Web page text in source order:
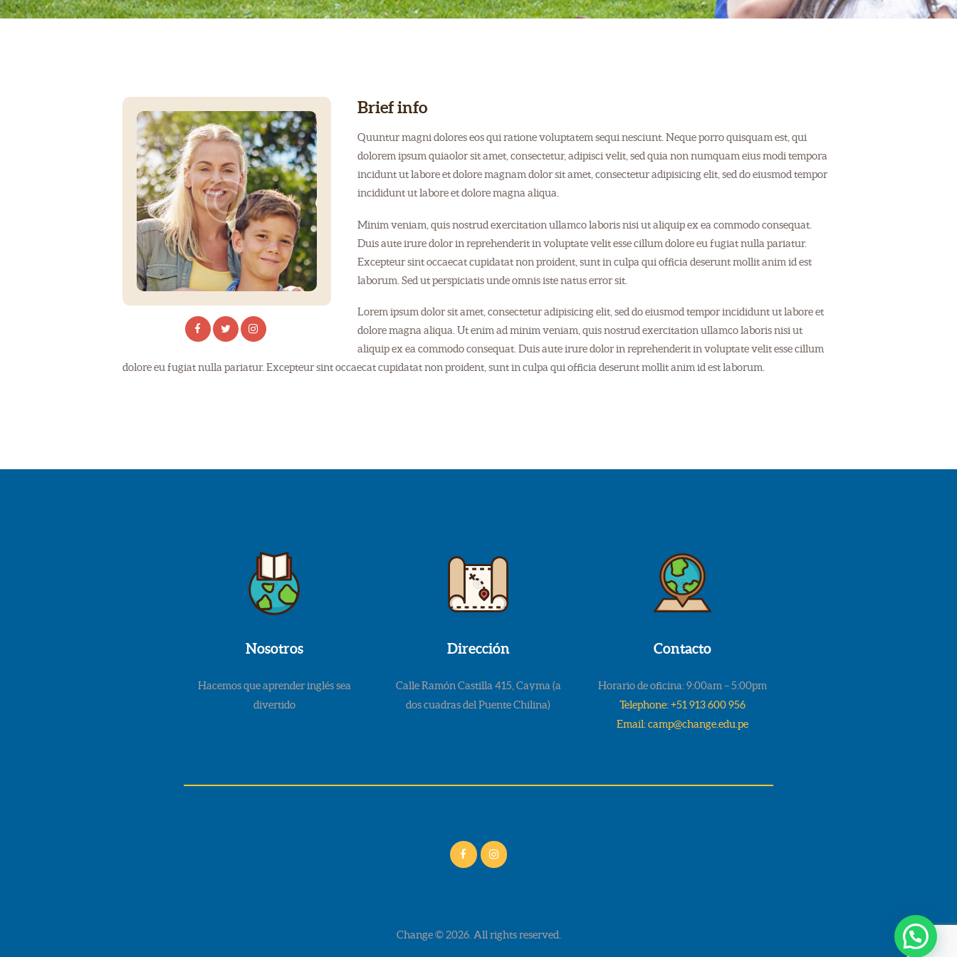
Brief info
Quuntur magni dolores eos qui ratione voluptatem sequi nesciunt. Neque porro quisquam est, qui
dolorem ipsum quiaolor sit amet, consectetur, adipisci velit, sed quia non numquam eius modi tempora
incidunt ut labore et dolore magnam dolor sit amet, consectetur adipisicing elit, sed do eiusmod tempor
incididunt ut labore et dolore magna aliqua.
Minim veniam, quis nostrud exercitation ullamco laboris nisi ut aliquip ex ea commodo consequat.
Duis aute irure dolor in reprehenderit in voluptate velit esse cillum dolore eu fugiat nulla pariatur.
Excepteur sint occaecat cupidatat non proident, sunt in culpa qui officia deserunt mollit anim id est
laborum. Sed ut perspiciatis unde omnis iste natus error sit.
Lorem ipsum dolor sit amet, consectetur adipisicing elit, sed do eiusmod tempor incididunt ut labore et
dolore magna aliqua. Ut enim ad minim veniam, quis nostrud exercitation ullamco laboris nisi ut
aliquip ex ea commodo consequat. Duis aute irure dolor in reprehenderit in voluptate velit esse cillum
dolore eu fugiat nulla pariatur. Excepteur sint occaecat cupidatat non proident, sunt in culpa qui officia deserunt mollit anim id est laborum.
Nosotros
Hacemos que aprender inglés sea
divertido
Dirección
Calle Ramón Castilla 415, Cayma (a
dos cuadras del Puente Chilina)
Contacto
Horario de oficina: 9:00am – 5:00pm
Telephone: +51 913 600 956
Email: camp@change.edu.pe
Change © 2026. All rights reserved.